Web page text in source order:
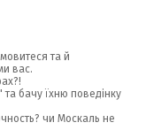
та й
вас.
бачу їхню поведінку
чи Москаль не